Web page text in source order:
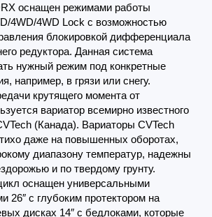
оснащен режимами работы
4WD/4WD Lock с возможностью
блокировкой дифференциала
редуктора. Данная система
нужный режим под конкретные
например, в грязи или снегу.
крутящего момента от
вариатор всемирно известного
(Канада). Вариаторы CVTech
даже на повышенных оборотах,
диапазону температур, надежны
и по твердому грунту.
оснащен универсальными
26″ с глубоким протектором на
дисках 14″ с бедлоками, которые